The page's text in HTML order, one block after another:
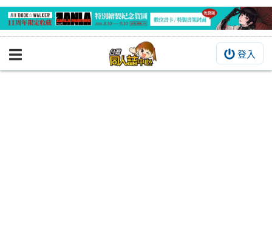
登入
BOOKY書集倉庫